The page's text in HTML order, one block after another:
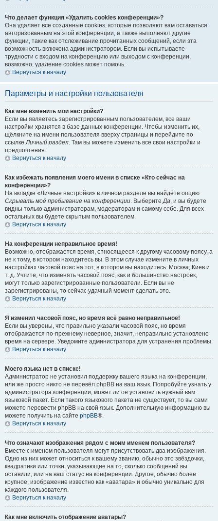
Что делает функция «Удалить cookies конференции»?
Она удаляет все созданные cookies, которые позволяют вам оставаться
авторизованным на этой конференции, а также выполняют другие
функции, такие как отслеживание прочитанных сообщений, если эта
возможность включена администратором. Если вы испытываете
трудности с входом на конференцию или выходом с конференции,
возможно, удаление cookies может помочь.
Вернуться к началу
Параметры и настройки пользователя
Как мне изменить мои настройки?
Если вы являетесь зарегистрированным пользователем, все ваши
настройки хранятся в базе данных конференции. Чтобы изменить их,
щёлкните на имени пользователя вверху страницы и перейдите по
ссылкеЛичный раздел. Там вы можете изменить все свои настройки и
предпочтения.
Вернуться к началу
Как избежать появления моего имени в списке «Кто сейчас на
конференции»?
На вкладке «Личные настройки» в личном разделе вы найдёте опцию
Скрывать моё пребывание на конференции. ВыберитеДа, и вы будете
видны только администраторам, модераторам и самому себе. Для всех
остальных вы будете скрытым пользователем.
Вернуться к началу
На конференции неправильное время!
Возможно, отображается время, относящееся к другому часовому поясу, а
не к тому, в котором находитесь вы. В этом случае измените в личных
настройках часовой пояс на тот, в котором вы находитесь: Москва, Киев и
т. д. Учтите, что изменять часовой пояс, как и большинство настроек,
могут только зарегистрированные пользователи. Если вы не
зарегистрированы, то сейчас удачный момент сделать это.
Вернуться к началу
Я изменил часовой пояс, но время всё равно неправильное!
Если вы уверены, что правильно указали часовой пояс, но время
отображается по-прежнему неверное, значит, неправильно установлено
время на сервере. Уведомите администратора для устранения проблемы.
Вернуться к началу
Моего языка нет в списке!
Администратор не установил поддержку вашего языка на конференции,
или же просто никто не перевёл phpBB на ваш язык. Попробуйте узнать у
администратора конференции, может ли он установить нужный вам
языковой пакет. Если такого языкового пакета не существует, то вы сами
можете перевести phpBB на свой язык. Дополнительную информацию вы
можете получить на сайте phpBB®.
Вернуться к началу
Что означают изображения рядом с моим именем пользователя?
Вместе с именем пользователя могут присутствовать два изображения.
Одно из них может относиться к вашему званию, обычно это звёздочки,
квадратики или точки, указывающие на то, сколько сообщений вы
оставили, или на ваш статус на конференции. Другое, обычно более
крупное, изображение известно как «аватара» и обычно уникально для
каждого пользователя.
Вернуться к началу
Как мне включить отображение аватары?